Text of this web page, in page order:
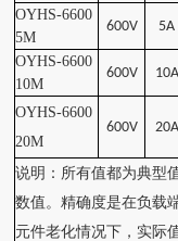
OYHS-6600
5M
600V 5A
OYHS-6600
10M
600V 10A
OYHS-6600
20M
600V 20A
说明：所有值都为典型
数值。精确度是在负载
元件老化情况下，实际